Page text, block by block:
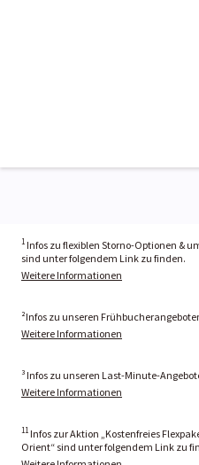
1 Infos zu flexiblen Storno-Optionen &
sind unter folgendem Link zu finden.
Weitere Informationen
²Infos zu unseren
Weitere Informationen
³ Infos zu unseren Last-Minute-
Weitere Informationen
11 Infos zur Aktion „Kostenfreies
Orient“ sind unter folgendem Link zu